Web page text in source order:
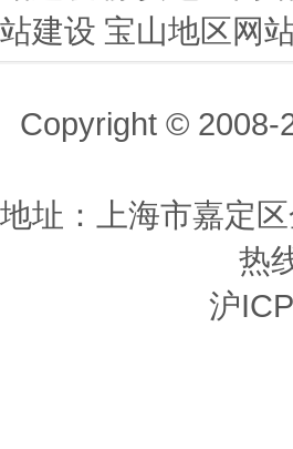
站建设 宝山地区网
Copyright © 2008-
地址：上海市嘉定
热
沪